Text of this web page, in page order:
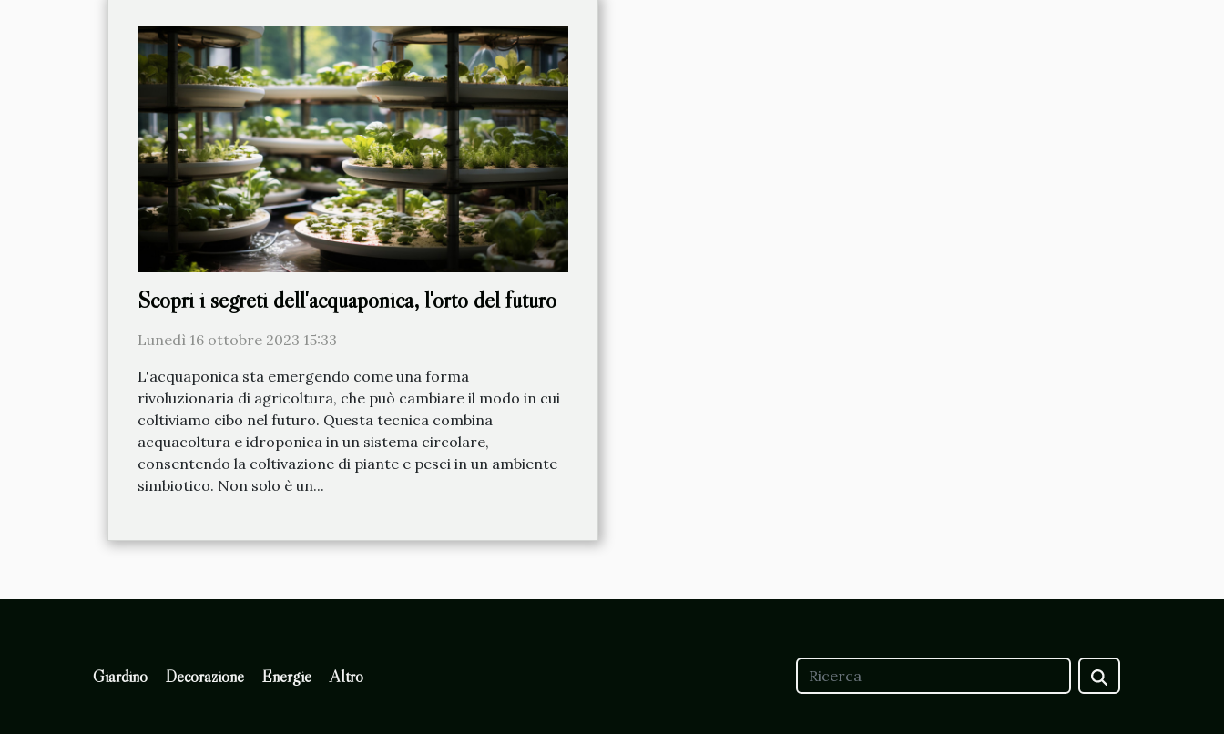
Scopri i segreti dell'acquaponica, l'orto del futuro
Lunedì 16 ottobre 2023 15:33
L'acquaponica sta emergendo come una forma
rivoluzionaria di agricoltura, che può cambiare il modo in cui
coltiviamo cibo nel futuro. Questa tecnica combina
acquacoltura e idroponica in un sistema circolare,
consentendo la coltivazione di piante e pesci in un ambiente
simbiotico. Non solo è un...
Giardino Decorazione Energie Altro